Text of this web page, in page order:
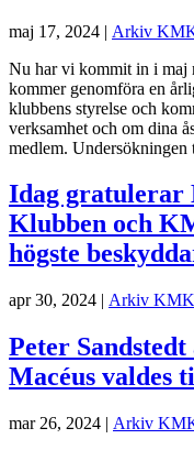
maj 17, 2024 | Arkiv
Nu har vi kommit in i maj
kommer genomföra en
klubbens styrelse och
verksamhet och om dina
medlem. Undersökningen
Idag gratulerar
Klubben och
högste
apr 30, 2024 | Arkiv KMK
Peter
Macéus valdes
mar 26, 2024 | Arkiv